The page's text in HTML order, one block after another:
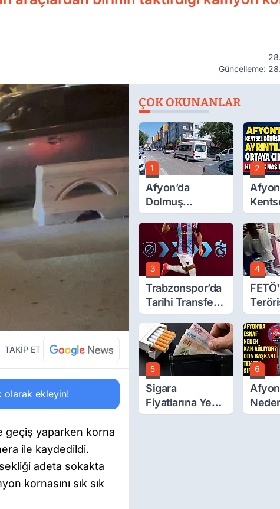
Güncelleme:
TAKİP ET
olarak ekleyin!
geçiş yaparken korna
ile kaydedildi.
adeta sokakta
kornasını sık sık
ÇOK OKUNANLAR
1
Afyon’da
Dolmuş
Ücretlerine
Yüzde 40 Zam
Talebi
2
Nasıl
3
Trabzonspor’da
Tarihi Transfer!
Mohamed Salah
Geliyor
4
Gibi
5
Sigara
Fiyatlarına Yeni
Zam!
6